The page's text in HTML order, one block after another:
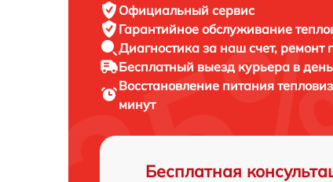
Официальный сервис
Гарантийное обслуживание
Диагностика за наш счет, ремонт
Бесплатный выезд курьера в
Восстановление питания
минут
Бесплатная